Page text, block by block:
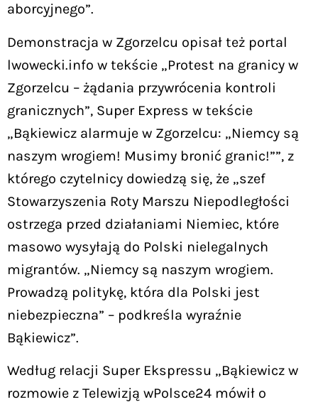
aborcyjnego”.
Demonstracja w Zgorzelcu opisał też portal
lwowecki.info w tekście „Protest na granicy w
Zgorzelcu – żądania przywrócenia kontroli
granicznych”, Super Express w tekście
„Bąkiewicz alarmuje w Zgorzelcu: „Niemcy są
naszym wrogiem! Musimy bronić granic!””, z
którego czytelnicy dowiedzą się, że „szef
Stowarzyszenia Roty Marszu Niepodległości
ostrzega przed działaniami Niemiec, które
masowo wysyłają do Polski nielegalnych
migrantów. „Niemcy są naszym wrogiem.
Prowadzą politykę, która dla Polski jest
niebezpieczna” – podkreśla wyraźnie
Bąkiewicz”.
Według relacji Super Ekspressu „Bąkiewicz w
rozmowie z Telewizją wPolsce24 mówił o